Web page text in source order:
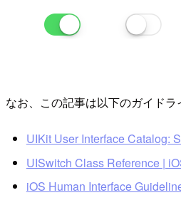
なお、この記事は以下のガイド
UIKit User Interface Catalog:
UISwitch Class Reference |
iOS Human Interface